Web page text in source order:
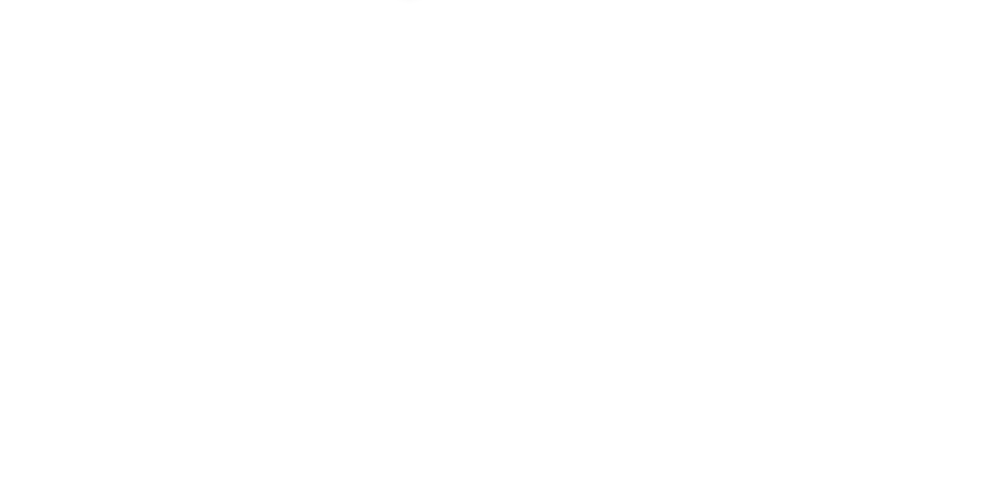
время в филиале осуществляют
студенческим составом; контроль
правительственными и общественными
российской сферы образования у